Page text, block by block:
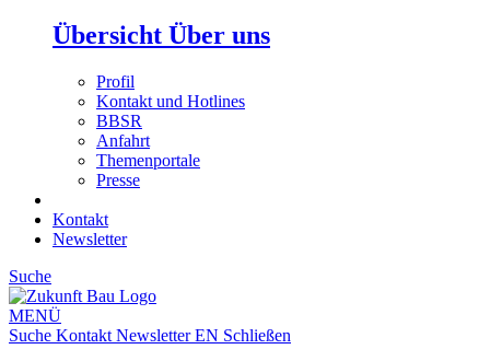
Übersicht Über uns
Profil
Kontakt und Hotlines
BBSR
Anfahrt
Themenportale
Presse
Kontakt
Newsletter
Suche
MENÜ
Suche Kontakt NewsletterEN Schließen